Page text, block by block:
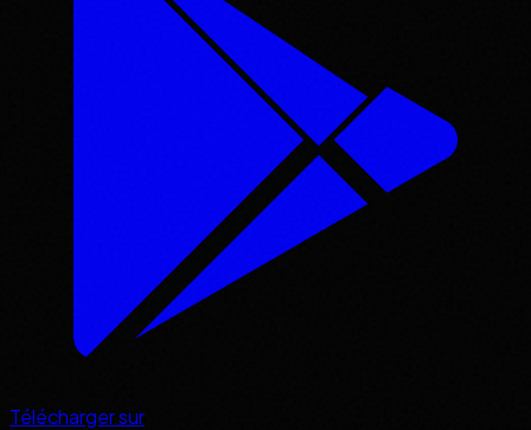
Télécharger sur